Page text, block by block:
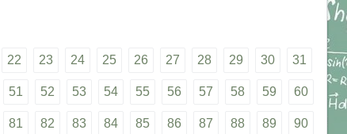
22 23 24 25 26 27 28 29 30 31
51 52 53 54 55 56 57 58 59 60
81 82 83 84 85 86 87 88 89 90